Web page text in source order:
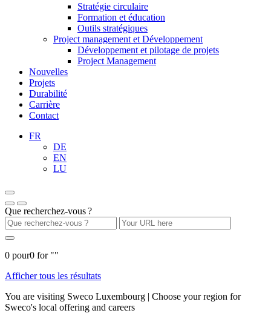
Stratégie circulaire
Formation et éducation
Outils stratégiques
Project management et Développement
Développement et pilotage de projets
Project Management
Nouvelles
Projets
Durabilité
Carrière
Contact
FR
DE
EN
LU
Que recherchez-vous ?
0 pour0 for ""
Afficher tous les résultats
You are visiting Sweco Luxembourg | Choose your region for
Sweco's local offering and careers